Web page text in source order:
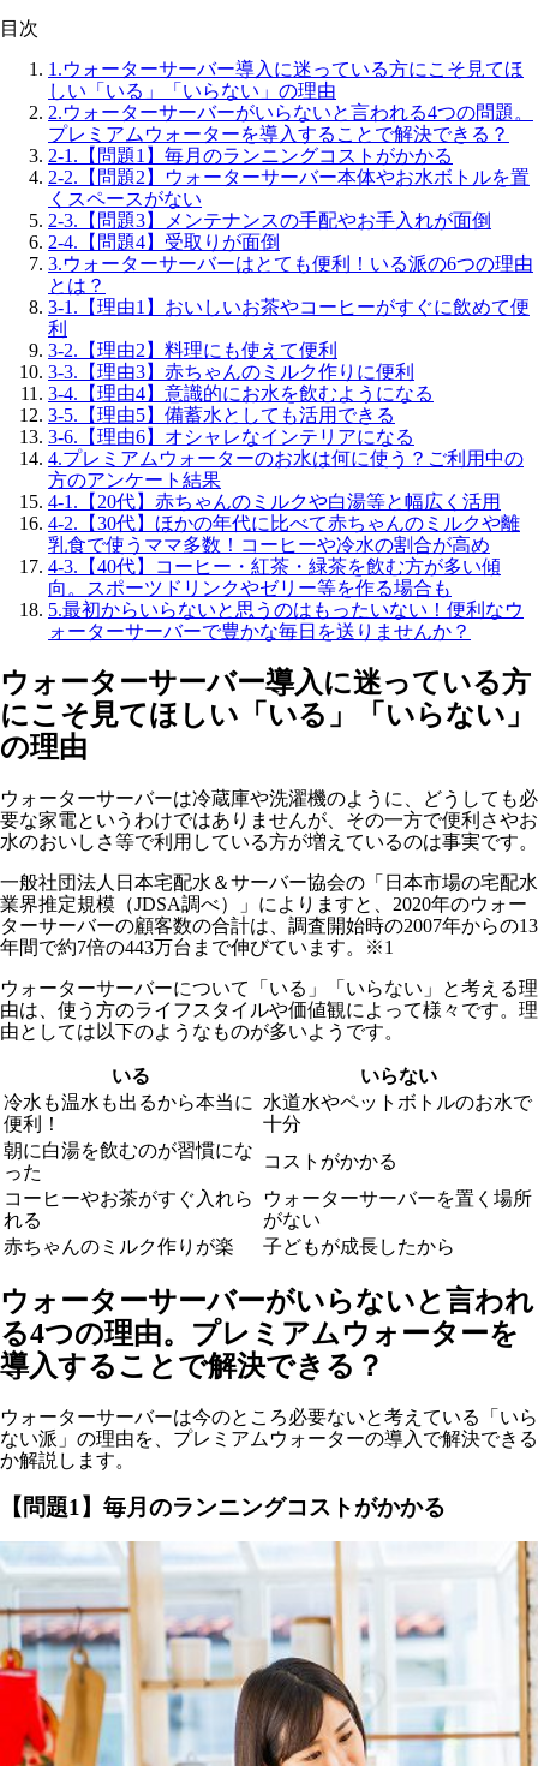
目次
1.ウォーターサーバー導入に迷っている方にこそ見てほ
しい「いる」「いらない」の理由
2.ウォーターサーバーがいらないと言われる4つの問題。
プレミアムウォーターを導入することで解決できる？
2-1. 【問題1】毎月のランニングコストがかかる
2-2. 【問題2】ウォーターサーバー本体やお水ボトルを置
くスペースがない
2-3. 【問題3】メンテナンスの手配やお手入れが面倒
2-4. 【問題4】受取りが面倒
3.ウォーターサーバーはとても便利！いる派の6つの理由
とは？
3-1. 【理由1】おいしいお茶やコーヒーがすぐに飲めて便
利
3-2. 【理由2】料理にも使えて便利
3-3. 【理由3】赤ちゃんのミルク作りに便利
3-4. 【理由4】意識的にお水を飲むようになる
3-5. 【理由5】備蓄水としても活用できる
3-6. 【理由6】オシャレなインテリアになる
4.プレミアムウォーターのお水は何に使う？ご利用中の
方のアンケート結果
4-1. 【20代】赤ちゃんのミルクや白湯等と幅広く活用
4-2. 【30代】ほかの年代に比べて赤ちゃんのミルクや離
乳食で使うママ多数！コーヒーや冷水の割合が高め
4-3. 【40代】コーヒー・紅茶・緑茶を飲む方が多い傾
向。スポーツドリンクやゼリー等を作る場合も
5.最初からいらないと思うのはもったいない！便利なウ
ォーターサーバーで豊かな毎日を送りませんか？
ウォーターサーバー導入に迷っている方
にこそ見てほしい「いる」「いらない」
の理由
ウォーターサーバーは冷蔵庫や洗濯機のように、どうしても必
要な家電というわけではありませんが、その一方で便利さやお
水のおいしさ等で利用している方が増えているのは事実です。
一般社団法人日本宅配水＆サーバー協会の「日本市場の宅配水
業界推定規模（JDSA調べ）」によりますと、2020年のウォー
ターサーバーの顧客数の合計は、調査開始時の2007年からの13
年間で約7倍の443万台まで伸びています。※1
ウォーターサーバーについて「いる」「いらない」と考える理
由は、使う方のライフスタイルや価値観によって様々です。理
由としては以下のようなものが多いようです。
いる
いらない
冷水も温水も出るから本当に
便利！
水道水やペットボトルのお水で
十分
朝に白湯を飲むのが習慣にな
った
コストがかかる
コーヒーやお茶がすぐ入れら
れる
ウォーターサーバーを置く場所
がない
赤ちゃんのミルク作りが楽
子どもが成長したから
ウォーターサーバーがいらないと言われ
る4つの理由。プレミアムウォーターを
導入することで解決できる？
ウォーターサーバーは今のところ必要ないと考えている「いら
ない派」の理由を、プレミアムウォーターの導入で解決できる
か解説します。
【問題1】毎月のランニングコストがかかる